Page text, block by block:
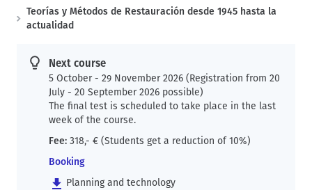
a
Teorías y Métodos de Restauración desde 1945 hasta la
actualidad
Next course
5 October - 29 November 2026 (Registration from 20
July - 20 September 2026 possible)
The final test is scheduled to take place in the last
week of the course.
Fee: 318,- € (Students get a reduction of 10%)
Booking
Planning and technology